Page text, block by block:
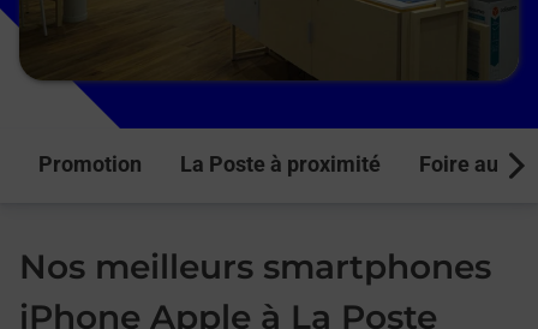
Promotion La Poste à proximité Foire aux
Nos meilleurs smartphones
iPhone Apple à La Poste